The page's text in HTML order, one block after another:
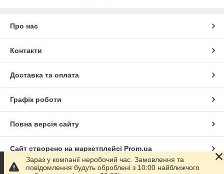
Про нас
Контакти
Доставка та оплата
Графік роботи
Повна версія сайту
Сайт створено на маркетплейсі Prom.ua
Зараз у компанії неробочий час. Замовлення та
повідомлення будуть оброблені з 10:00 найближчого